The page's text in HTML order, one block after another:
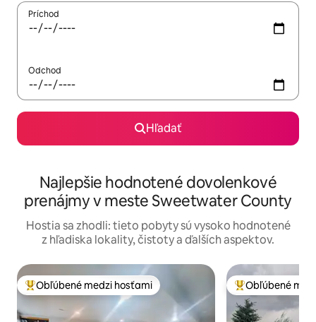
Príchod
Odchod
Hľadať
Najlepšie hodnotené dovolenkové
prenájmy v meste Sweetwater County
Hostia sa zhodli: tieto pobyty sú vysoko hodnotené
z hľadiska lokality, čistoty a ďalších aspektov.
Najobľúbenejšie medzi hosťami
Obľúbené medzi hosťami Najobľúbenejšie
Obľúbené